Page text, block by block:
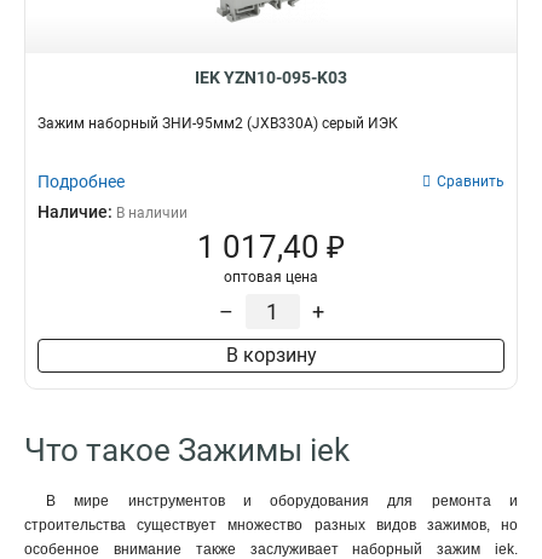
IEK YZN10-095-K03
Зажим наборный ЗНИ-95мм2 (JXB330А) серый ИЭК
Подробнее Сравнить
Наличие: В наличии
1 017,40 ₽
оптовая цена
– +
В корзину
Что такое Зажимы iek
В мире инструментов и оборудования для ремонта и
строительства существует множество разных видов зажимов, но
особенное внимание также заслуживает наборный зажим iek.